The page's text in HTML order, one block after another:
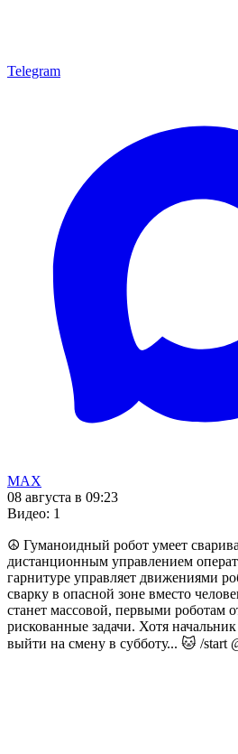
Telegram
MAX
08 августа в 09:23
Видео: 1
☮️ Гуманоидный робот умеет
дистанционным управлением
гарнитуре управляет движениями
сварку в опасной зоне вместо
станет массовой, первыми роботам
рискованные задачи. Хотя
выйти на смену в субботу... 🐱 /start